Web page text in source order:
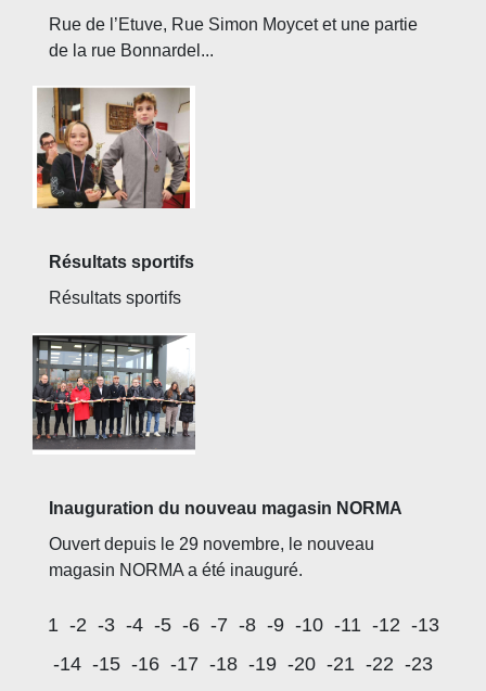
Rue de l’Etuve, Rue Simon Moycet et une partie
de la rue Bonnardel...
Résultats sportifs
Résultats sportifs
Inauguration du nouveau magasin NORMA
Ouvert depuis le 29 novembre, le nouveau
magasin NORMA a été inauguré.
1 -2 -3 -4 -5 -6 -7 -8 -9 -10 -11 -12 -13
-14 -15 -16 -17 -18 -19 -20 -21 -22 -23